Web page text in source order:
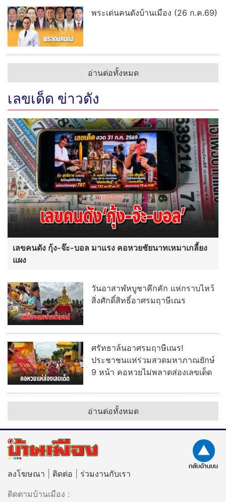
พระเด่นคนดังบ้านเมือง (26 ก.ค.69)
อ่านต่อทั้งหมด
เลขเด็ด ข่าวดัง
เลขคนดัง กุ้ง-จ๊ะ-บอล มาแรง คอหวยชัยนาทเหมาเกลี้ยง
แผง
วันอาสาฬหบูชาคึกคัก แห่กราบไหว้
สิ่งศักดิ์สิทธิ์อาศรมฤาษีเณร
ศรัทธาล้นอาศรมฤาษีเณร!
ประชาชนแห่ร่วมสวดมหาภาณยักษ์
9 หน้า คอหวยไม่พลาดส่องเลขเด็ด
อ่านต่อทั้งหมด
ลงโฆษณา ติดต่อ
ร่วมงานกับเรา
ติดตามบ้านเมือง :